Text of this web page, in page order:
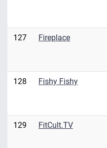
127 Fireplace
128 Fishy Fishy
129 FitCult.TV